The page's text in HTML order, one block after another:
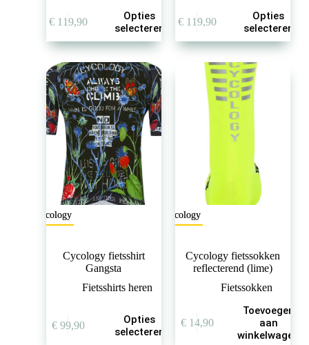
€119,90
Opties
selecteren
product
meerdere
variaties.
Deze
optie
kan
gekozen
worden
productpagina
€119,90
Opties
selecteren
product
meerdere
Cycology
Cycology fietsshirt
Gangsta
Fietsshirts heren
€99,90
Opties
selecteren
product
Cycology
Cycology fietssokken
reflecterend (lime)
Fietssokken
€14,90
Toevoegen
aan
winkelwagen